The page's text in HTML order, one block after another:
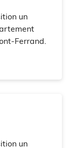
un
Ferrand.
un